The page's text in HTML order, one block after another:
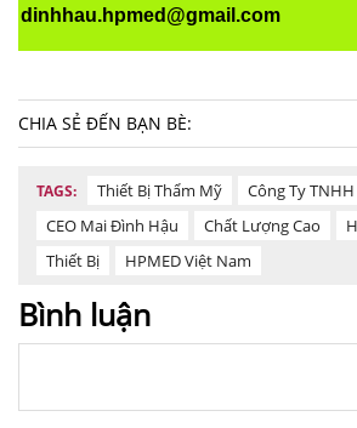
dinhhau.hpmed@gmail.com
CHIA SẺ ĐẾN BẠN BÈ:
TAGS: Thiết Bị Thẩm Mỹ
Công Ty
CEO Mai Đình Hậu
Chất Lượng Cao
Thiết Bị
HPMED Việt Nam
Bình luận